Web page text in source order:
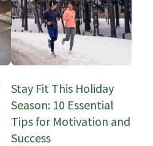
Stay Fit This Holiday
Season: 10 Essential
Tips for Motivation and
Success